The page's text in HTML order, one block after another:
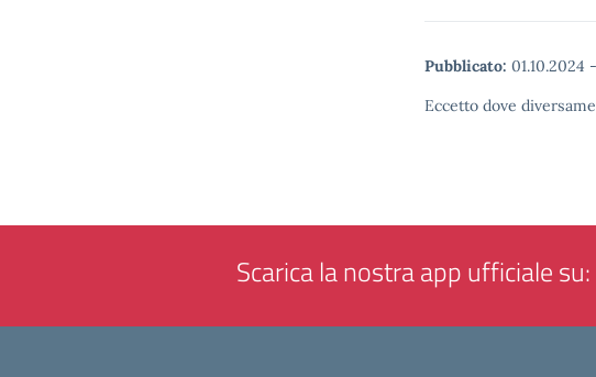
Pubblicato: 01.10.2024 -
Eccetto dove
Scarica la nostra app ufficiale su: